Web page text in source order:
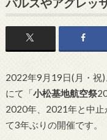
2022年9月19日(月・祝
にて「小松基地航空祭
2020年、2021年と中止
て3年ぶりの開催です。